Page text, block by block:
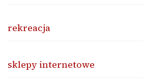
rekreacja
sklepy internetowe